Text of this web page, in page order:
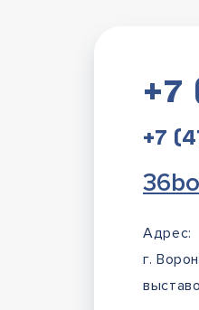
+7
+7
Адрес:
г.